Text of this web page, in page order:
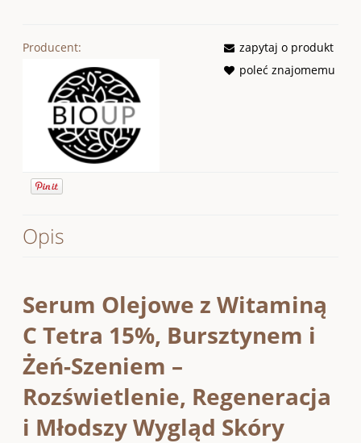
Producent:
zapytaj o produkt
poleć znajomemu
Opis
Serum Olejowe z Witaminą
C Tetra 15%, Bursztynem i
Żeń-Szeniem –
Rozświetlenie, Regeneracja
i Młodszy Wygląd Skóry